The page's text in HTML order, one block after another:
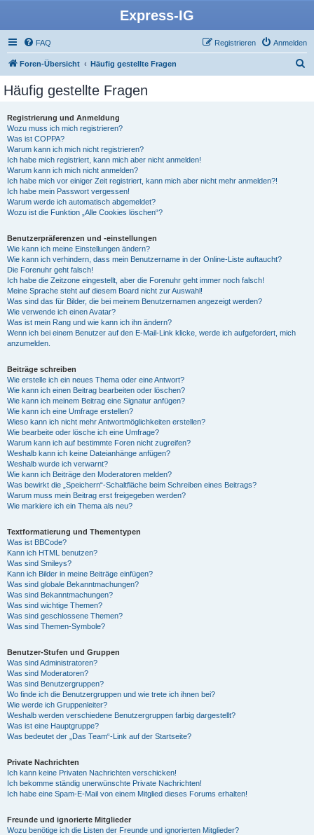
Express-IG
FAQ Anmelden
Registrieren
Foren-Übersicht Häufig gestellte Fragen
Häufig gestellte Fragen
Registrierung und Anmeldung
Wozu muss ich mich registrieren?
Was ist COPPA?
Warum kann ich mich nicht registrieren?
Ich habe mich registriert, kann mich aber nicht anmelden!
Warum kann ich mich nicht anmelden?
Ich habe mich vor einiger Zeit registriert, kann mich aber nicht mehr anmelden?!
Ich habe mein Passwort vergessen!
Warum werde ich automatisch abgemeldet?
Wozu ist die Funktion „Alle Cookies löschen“?
Benutzerpräferenzen und -einstellungen
Wie kann ich meine Einstellungen ändern?
Wie kann ich verhindern, dass mein Benutzername in der Online-Liste auftaucht?
Die Forenuhr geht falsch!
Ich habe die Zeitzone eingestellt, aber die Forenuhr geht immer noch falsch!
Meine Sprache steht auf diesem Board nicht zur Auswahl!
Was sind das für Bilder, die bei meinem Benutzernamen angezeigt werden?
Wie verwende ich einen Avatar?
Was ist mein Rang und wie kann ich ihn ändern?
Wenn ich bei einem Benutzer auf den E-Mail-Link klicke, werde ich aufgefordert, mich
anzumelden.
Beiträge schreiben
Wie erstelle ich ein neues Thema oder eine Antwort?
Wie kann ich einen Beitrag bearbeiten oder löschen?
Wie kann ich meinem Beitrag eine Signatur anfügen?
Wie kann ich eine Umfrage erstellen?
Wieso kann ich nicht mehr Antwortmöglichkeiten erstellen?
Wie bearbeite oder lösche ich eine Umfrage?
Warum kann ich auf bestimmte Foren nicht zugreifen?
Weshalb kann ich keine Dateianhänge anfügen?
Weshalb wurde ich verwarnt?
Wie kann ich Beiträge den Moderatoren melden?
Was bewirkt die „Speichern“-Schaltfläche beim Schreiben eines Beitrags?
Warum muss mein Beitrag erst freigegeben werden?
Wie markiere ich ein Thema als neu?
Textformatierung und Thementypen
Was ist BBCode?
Kann ich HTML benutzen?
Was sind Smileys?
Kann ich Bilder in meine Beiträge einfügen?
Was sind globale Bekanntmachungen?
Was sind Bekanntmachungen?
Was sind wichtige Themen?
Was sind geschlossene Themen?
Was sind Themen-Symbole?
Benutzer-Stufen und Gruppen
Was sind Administratoren?
Was sind Moderatoren?
Was sind Benutzergruppen?
Wo finde ich die Benutzergruppen und wie trete ich ihnen bei?
Wie werde ich Gruppenleiter?
Weshalb werden verschiedene Benutzergruppen farbig dargestellt?
Was ist eine Hauptgruppe?
Was bedeutet der „Das Team“-Link auf der Startseite?
Private Nachrichten
Ich kann keine Privaten Nachrichten verschicken!
Ich bekomme ständig unerwünschte Private Nachrichten!
Ich habe eine Spam-E-Mail von einem Mitglied dieses Forums erhalten!
Freunde und ignorierte Mitglieder
Wozu benötige ich die Listen der Freunde und ignorierten Mitglieder?